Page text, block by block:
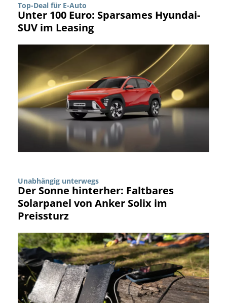
Top-Deal für E-Auto
Unter 100 Euro: Sparsames Hyundai-
SUV im Leasing
Unabhängig unterwegs
Der Sonne hinterher: Faltbares
Solarpanel von Anker Solix im
Preissturz